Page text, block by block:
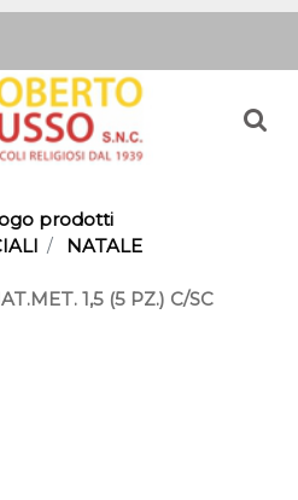
prodotti
NATALE
1,5 (5 PZ.) C/SC